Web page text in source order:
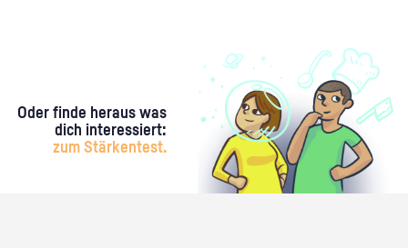
Oder finde heraus was
dich interessiert:
zum Stärkentest.